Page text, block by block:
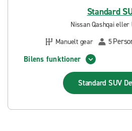
Standard
Nissan Qashqai eller
Manuelt gear
5
Bilens funktioner
Standard SUV